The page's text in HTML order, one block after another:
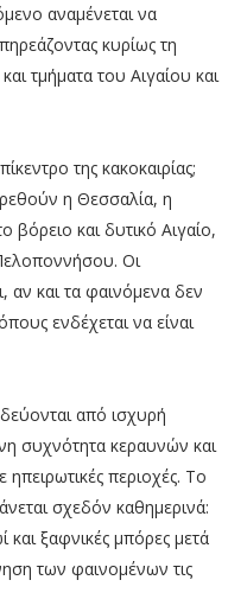
αναμένεται να
κυρίως τη
τμήματα του Αιγαίου και
της κακοκαιρίας;
η Θεσσαλία, η
και δυτικό Αιγαίο,
Οι
αν και τα φαινόμενα δεν
ενδέχεται να είναι
από ισχυρή
συχνότητα κεραυνών και
περιοχές. Το
σχεδόν καθημερινά:
και ξαφνικές μπόρες μετά
των φαινομένων τις